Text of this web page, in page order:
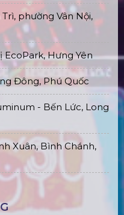
Trì, phường Vân Nội,
EcoPark, Hưng Yên
Đông, Phú Quốc
- Bến Lức, Long
Xuân, Bình Chánh,